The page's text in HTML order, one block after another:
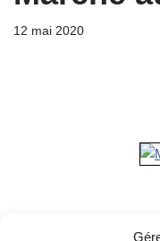
12 mai 2020